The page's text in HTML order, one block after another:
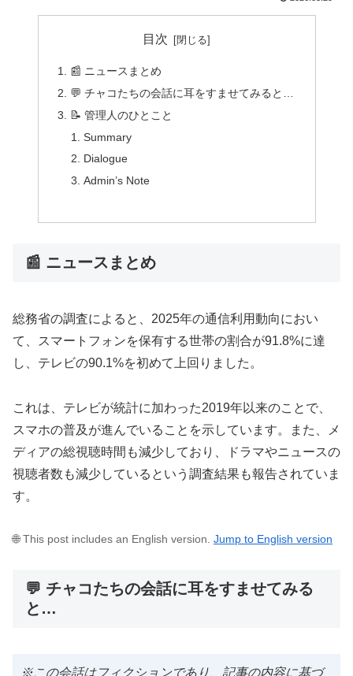
目次
📰 ニュースまとめ
💬 チャコたちの会話に耳をすませてみると…
📝 管理人のひとこと
Summary
Dialogue
Admin’s Note
📰 ニュースまとめ
総務省の調査によると、2025年の通信利用動向におい
て、スマートフォンを保有する世帯の割合が91.8%に達
し、テレビの90.1%を初めて上回りました。
これは、テレビが統計に加わった2019年以来のことで、
スマホの普及が進んでいることを示しています。また、メ
ディアの総視聴時間も減少しており、ドラマやニュースの
視聴者数も減少しているという調査結果も報告されていま
す。
🌐 This post includes an English version. Jump to English version
💬 チャコたちの会話に耳をすませてみる
と…
※この会話はフィクションであり、記事の内容に基づ